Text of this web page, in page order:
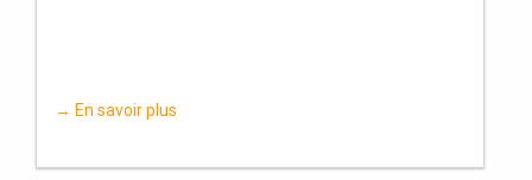
→ En savoir plus